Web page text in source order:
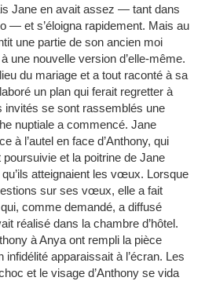
Jane en avait assez — tant dans
— et s’éloigna rapidement. Mais au
une partie de son ancien moi
une nouvelle version d’elle-même.
du mariage et a tout raconté à sa
un plan qui ferait regretter à
invités se sont rassemblés une
nuptiale a commencé. Jane
à l’autel en face d’Anthony, qui
et la poitrine de Jane
atteignaient les vœux. Lorsque
sur ses vœux, elle a fait
comme demandé, a diffusé
réalisé dans la chambre d’hôtel.
à Anya ont rempli la pièce
apparaissait à l’écran. Les
et le visage d’Anthony se vida